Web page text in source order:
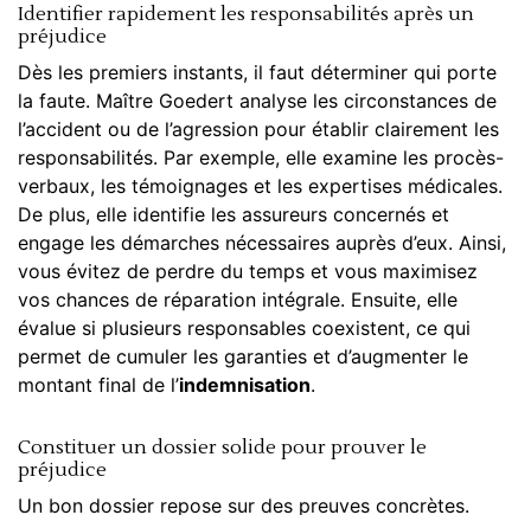
Identifier rapidement les responsabilités après un
préjudice
Dès les premiers instants, il faut déterminer qui porte
la faute. Maître Goedert analyse les circonstances de
l’accident ou de l’agression pour établir clairement les
responsabilités. Par exemple, elle examine les procès-
verbaux, les témoignages et les expertises médicales.
De plus, elle identifie les assureurs concernés et
engage les démarches nécessaires auprès d’eux. Ainsi,
vous évitez de perdre du temps et vous maximisez
vos chances de réparation intégrale. Ensuite, elle
évalue si plusieurs responsables coexistent, ce qui
permet de cumuler les garanties et d’augmenter le
montant final de l’indemnisation.
Constituer un dossier solide pour prouver le
préjudice
Un bon dossier repose sur des preuves concrètes.